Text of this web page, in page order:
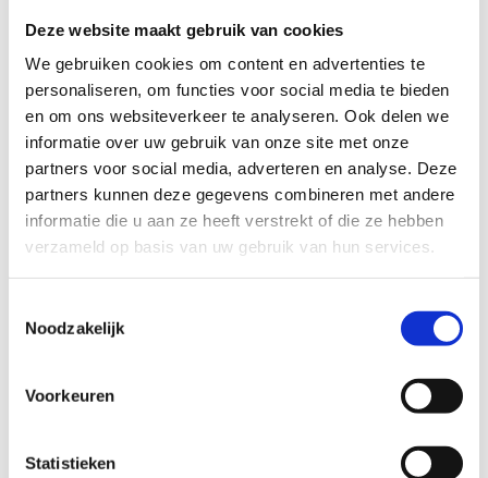
Deze website maakt gebruik van cookies
We gebruiken cookies om content en advertenties te
personaliseren, om functies voor social media te bieden
en om ons websiteverkeer te analyseren. Ook delen we
informatie over uw gebruik van onze site met onze
partners voor social media, adverteren en analyse. Deze
partners kunnen deze gegevens combineren met andere
informatie die u aan ze heeft verstrekt of die ze hebben
verzameld op basis van uw gebruik van hun services.
Noodzakelijk
Voorkeuren
Statistieken
licht zwaar
TECHNISCHE MOEILIJKHEIDSGRAAD
moeilijk
BEWEGWIJZERING
slecht
TIP:ontbrekende signalisatie kan je melden via het
STAAT VAN PARCOURS(ONDERGROND, BEGROEIING, ONDERHOUD)
slecht